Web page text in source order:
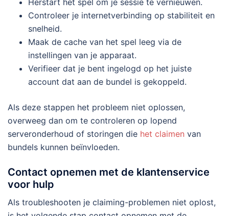
Controleer je internetverbinding op stabiliteit en
snelheid.
Maak de cache van het spel leeg via de
instellingen van je apparaat.
Verifieer dat je bent ingelogd op het juiste
account dat aan de bundel is gekoppeld.
Als deze stappen het probleem niet oplossen,
overweeg dan om te controleren op lopend
serveronderhoud of storingen die het claimen van
bundels kunnen beïnvloeden.
Contact opnemen met de klantenservice
voor hulp
Als troubleshooten je claiming-problemen niet oplost,